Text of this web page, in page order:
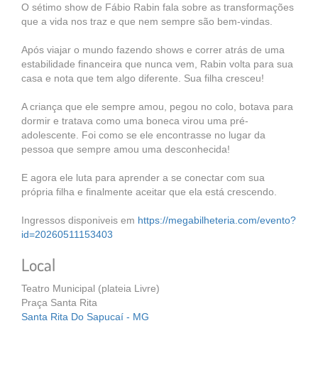
O sétimo show de Fábio Rabin fala sobre as transformações
que a vida nos traz e que nem sempre são bem-vindas.
Após viajar o mundo fazendo shows e correr atrás de uma
estabilidade financeira que nunca vem, Rabin volta para sua
casa e nota que tem algo diferente. Sua filha cresceu!
A criança que ele sempre amou, pegou no colo, botava para
dormir e tratava como uma boneca virou uma pré-
adolescente. Foi como se ele encontrasse no lugar da
pessoa que sempre amou uma desconhecida!
E agora ele luta para aprender a se conectar com sua
própria filha e finalmente aceitar que ela está crescendo.
Ingressos disponiveis em https://megabilheteria.com/evento?
id=20260511153403
Local
Teatro Municipal (plateia Livre)
Praça Santa Rita
Santa Rita Do Sapucaí - MG